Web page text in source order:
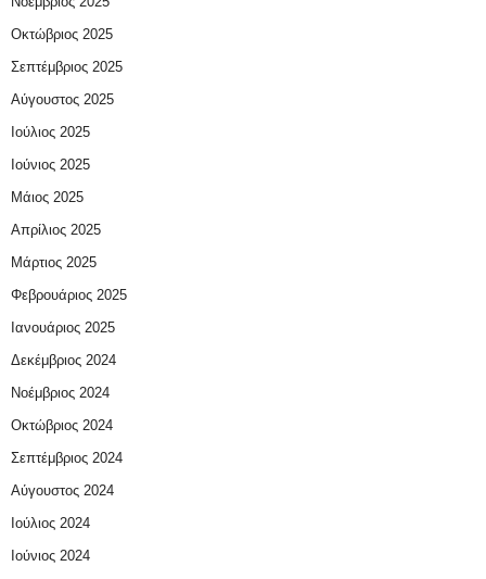
Οκτώβριος 2025
Σεπτέμβριος 2025
Αύγουστος 2025
Ιούλιος 2025
Ιούνιος 2025
Μάιος 2025
Απρίλιος 2025
Μάρτιος 2025
Φεβρουάριος 2025
Ιανουάριος 2025
Δεκέμβριος 2024
Νοέμβριος 2024
Οκτώβριος 2024
Σεπτέμβριος 2024
Αύγουστος 2024
Ιούλιος 2024
Ιούνιος 2024